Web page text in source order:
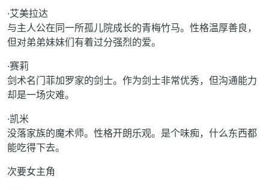
·艾美拉达
与主人公在同一所孤儿院成长的青梅竹马。性格温厚善良，
但对弟弟妹妹们有着过分强烈的爱。
·赛莉
剑术名门菲加罗家的剑士。作为剑士非常优秀，但沟通能力
却是一场灾难。
·凯米
没落家族的魔术师。性格开朗乐观。是个味痴，什么东西都
能吃得下去。
次要女主角